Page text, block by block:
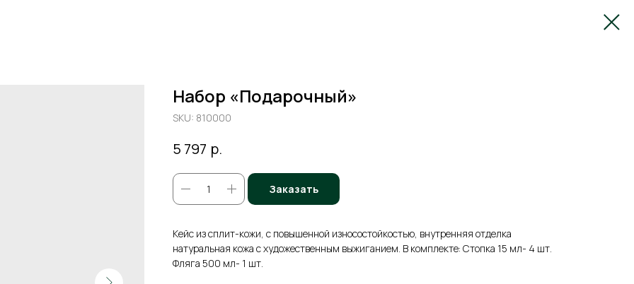
Набор «Подарочный»
SKU: 810000
5 797 р.
Заказать
Кейс из сплит-кожи, с повышенной износостойкостью, внутренняя отделка
натуральная кожа с художественным выжиганием. В комплекте: Стопка 15 мл- 4 шт.
Фляга 500 мл- 1 шт.